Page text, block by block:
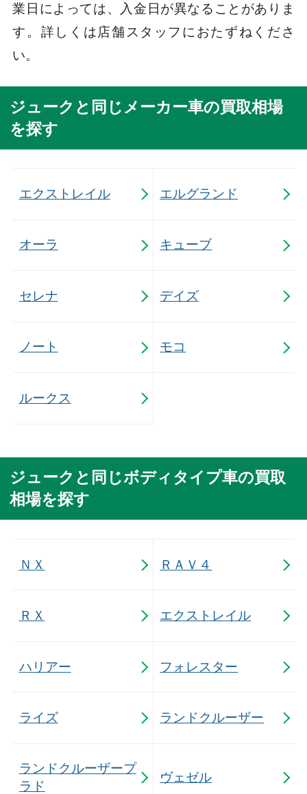
業日によっては、入金日が異なることがありま
す。詳しくは店舗スタッフにおたずねくださ
い。
ジュークと同じメーカー車の買取相場
を探す
エクストレイル エルグランド
オーラ キューブ
セレナ デイズ
ノート モコ
ルークス
ジュークと同じボディタイプ車の買取
相場を探す
ＮＸ ＲＡＶ４
ＲＸ エクストレイル
ハリアー フォレスター
ライズ ランドクルーザー
ランドクルーザープ
ラド
ヴェゼル